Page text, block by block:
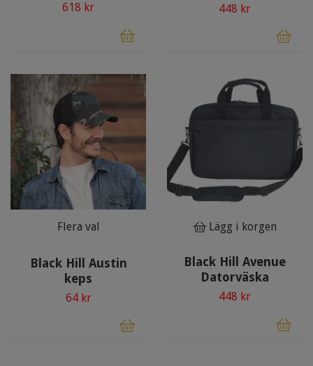
618 kr 448 kr
Flera val
Black Hill Austin
keps
64 kr
Lägg i korgen
Black Hill Avenue
Datorväska
448 kr